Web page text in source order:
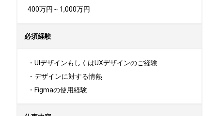
400万円～1,000万円
必須経験
・UIデザインもしくはUXデザインのご経験
・デザインに対する情熱
・Figmaの使用経験